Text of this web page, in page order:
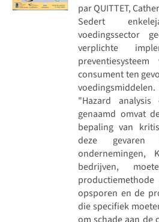
par QUITTET,
Sedert
voedingssector
verplichte
consument ten
"Hazard
genaamd omvat
bepaling van
deze
ondernemingen,
bedrijven,
opsporen en de
die specifiek